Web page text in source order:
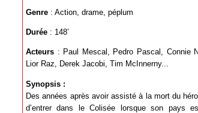
Genre : Action, drame, péplum
Durée : 148’
Acteurs : Paul Mescal, Pedro Pascal, Connie
Lior Raz, Derek Jacobi, Tim McInnerny...
Synopsis :
Des années après avoir assisté à la mort du
d’entrer dans le Colisée lorsque son pays